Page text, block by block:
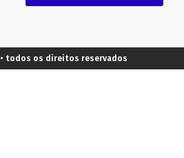
• todos os direitos reservados